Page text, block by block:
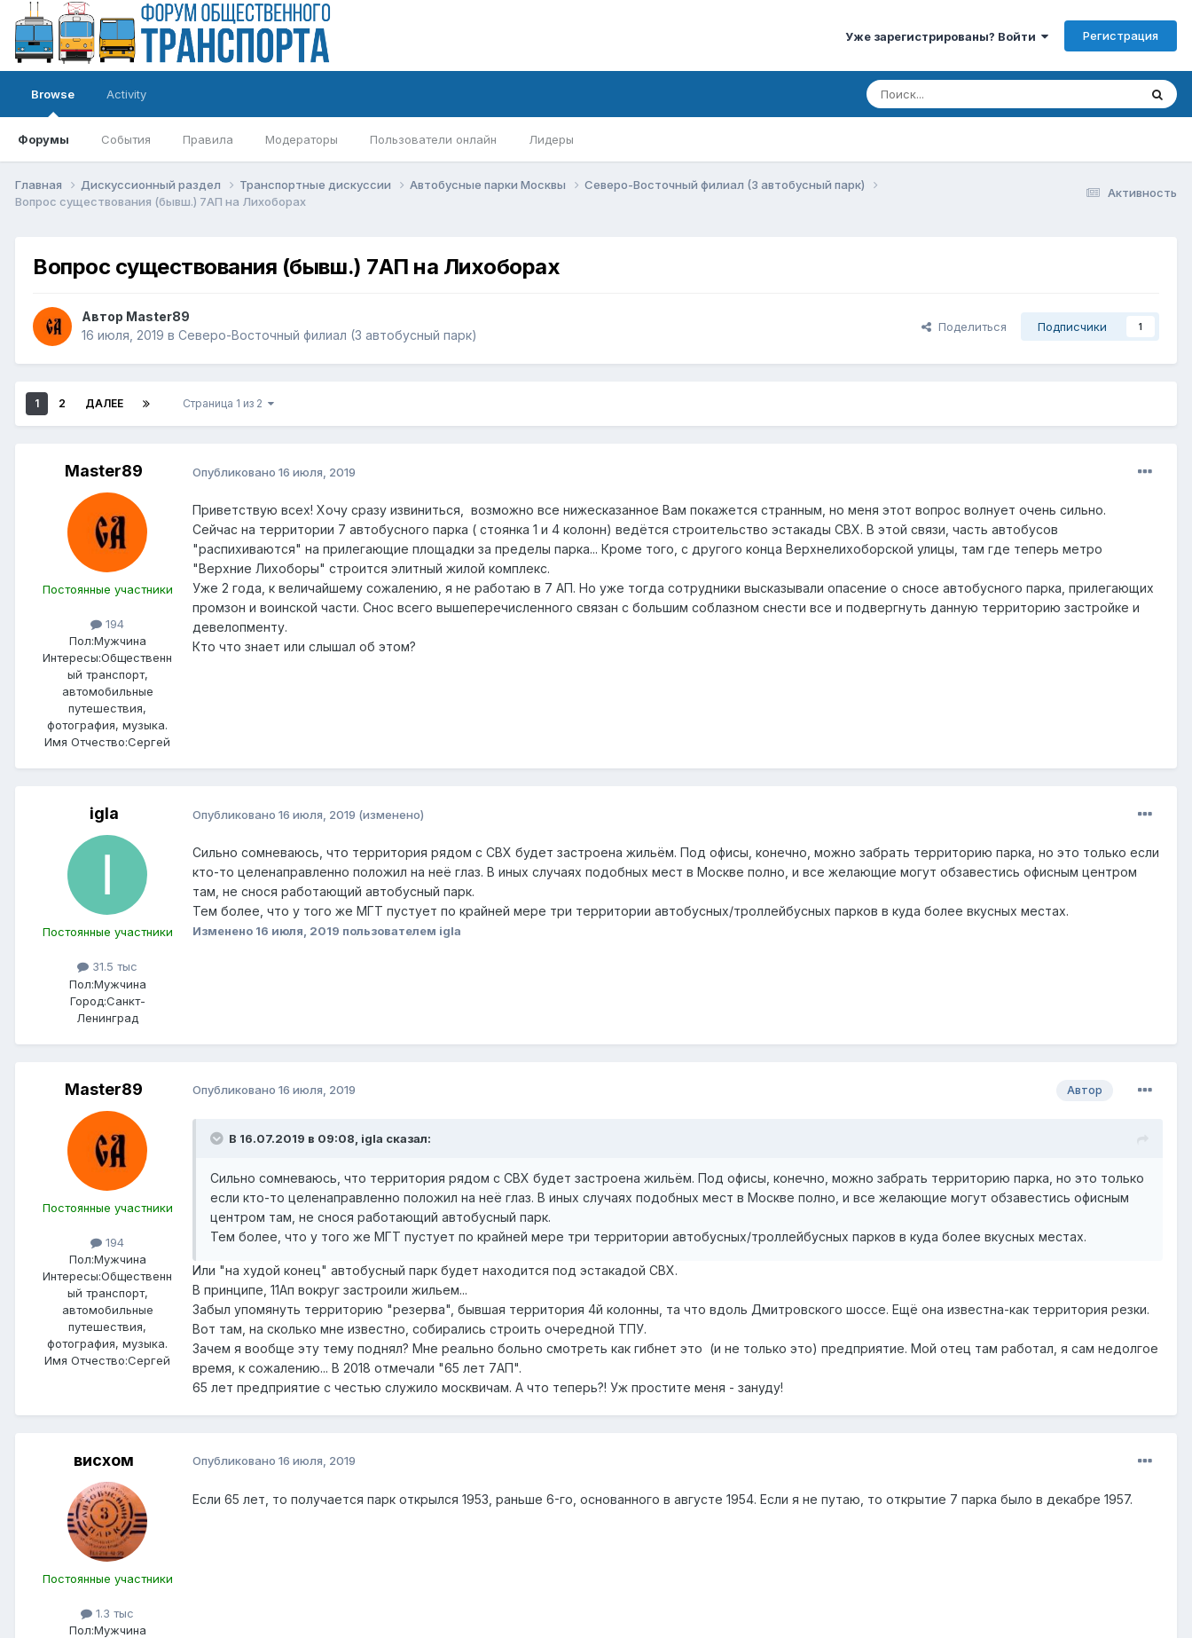
Уже зарегистрированы? Войти Регистрация
Browse
Форумы События Правила Модераторы Пользователи онлайн Лидеры
Activity
Активность
Главная Дискуссионный раздел Транспортные дискуссии Автобусные парки Москвы
Северо-Восточный филиал (3 автобусный парк)
Вопрос существования (бывш.) 7АП на Лихоборах
Вопрос существования (бывш.) 7АП на Лихоборах
Автор Master89
16 июля, 2019 в Северо-Восточный филиал (3 автобусный парк)
Поделиться Подписчики 1
1 2 ДАЛЕЕ Страница 1 из 2
Master89
Постоянные участники
194
Пол:Мужчина
Интересы:Общественн
ый транспорт,
автомобильные
путешествия,
фотография, музыка.
Имя Отчество:Сергей
Опубликовано 16 июля, 2019
Приветствую всех! Хочу сразу извиниться, возможно все нижесказанное Вам покажется странным, но меня этот вопрос волнует очень сильно.
Сейчас на территории 7 автобусного парка ( стоянка 1 и 4 колонн) ведётся строительство эстакады СВХ. В этой связи, часть автобусов
"распихиваются" на прилегающие площадки за пределы парка... Кроме того, с другого конца Верхнелихоборской улицы, там где теперь метро
"Верхние Лихоборы" строится элитный жилой комплекс.
Уже 2 года, к величайшему сожалению, я не работаю в 7 АП. Но уже тогда сотрудники высказывали опасение о сносе автобусного парка, прилегающих
промзон и воинской части. Снос всего вышеперечисленного связан с большим соблазном снести все и подвергнуть данную территорию застройке и
девелопменту.
Кто что знает или слышал об этом?
igla
Постоянные участники
31.5 тыс
Пол:Мужчина
Город:Санкт-
Ленинград
Опубликовано 16 июля, 2019 (изменено)
Сильно сомневаюсь, что территория рядом с СВХ будет застроена жильём. Под офисы, конечно, можно забрать территорию парка, но это только если
кто-то целенаправленно положил на неё глаз. В иных случаях подобных мест в Москве полно, и все желающие могут обзавестись офисным центром
там, не снося работающий автобусный парк.
Тем более, что у того же МГТ пустует по крайней мере три территории автобусных/троллейбусных парков в куда более вкусных местах.
Изменено 16 июля, 2019 пользователем igla
Master89
Постоянные участники
194
Пол:Мужчина
Интересы:Общественн
ый транспорт,
автомобильные
путешествия,
фотография, музыка.
Имя Отчество:Сергей
Автор
Опубликовано 16 июля, 2019
В 16.07.2019 в 09:08, igla сказал:
Сильно сомневаюсь, что территория рядом с СВХ будет застроена жильём. Под офисы, конечно, можно забрать территорию парка, но это только
если кто-то целенаправленно положил на неё глаз. В иных случаях подобных мест в Москве полно, и все желающие могут обзавестись офисным
центром там, не снося работающий автобусный парк.
Тем более, что у того же МГТ пустует по крайней мере три территории автобусных/троллейбусных парков в куда более вкусных местах.
Или "на худой конец" автобусный парк будет находится под эстакадой СВХ.
В принципе, 11Ап вокруг застроили жильем...
Забыл упомянуть территорию "резерва", бывшая территория 4й колонны, та что вдоль Дмитровского шоссе. Ещё она известна-как территория резки.
Вот там, на сколько мне известно, собирались строить очередной ТПУ.
Зачем я вообще эту тему поднял? Мне реально больно смотреть как гибнет это (и не только это) предприятие. Мой отец там работал, я сам недолгое
время, к сожалению... В 2018 отмечали "65 лет 7АП".
65 лет предприятие с честью служило москвичам. А что теперь?! Уж простите меня - зануду!
висхом
Постоянные участники
1.3 тыс
Пол:Мужчина
Опубликовано 16 июля, 2019
Если 65 лет, то получается парк открылся 1953, раньше 6-го, основанного в августе 1954. Если я не путаю, то открытие 7 парка было в декабре 1957.